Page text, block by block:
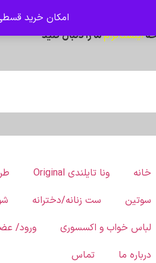
امکان خرید
اینستاگرامما را دنبال کنید
خانه ونا تایلندی Original
سوتین
ست زنانه/دخترانه
لباس خواب و اکسسوری
ورود/
درباره ما
تماس